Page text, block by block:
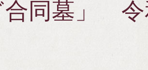
合同墓」 令